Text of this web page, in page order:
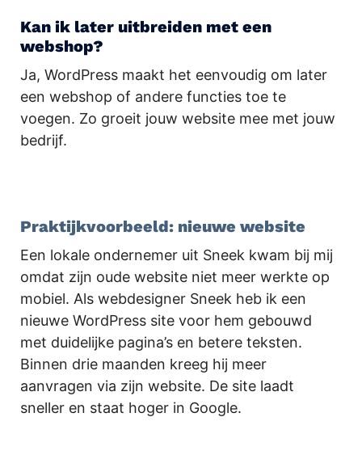
Kan ik later uitbreiden met een
webshop?
Ja, WordPress maakt het eenvoudig om later
een webshop of andere functies toe te
voegen. Zo groeit jouw website mee met jouw
bedrijf.
Praktijkvoorbeeld: nieuwe website
Een lokale ondernemer uit Sneek kwam bij mij
omdat zijn oude website niet meer werkte op
mobiel. Als webdesigner Sneek heb ik een
nieuwe WordPress site voor hem gebouwd
met duidelijke pagina’s en betere teksten.
Binnen drie maanden kreeg hij meer
aanvragen via zijn website. De site laadt
sneller en staat hoger in Google.